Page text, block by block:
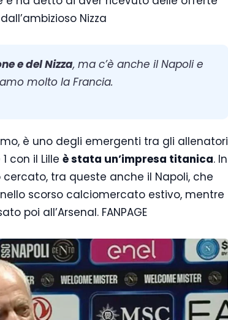
Nizza
e del Nizza, ma c’è anche il Napoli e
molto la Francia.
è uno degli emergenti tra gli allenatori
con il Lille è stata un’impresa titanica. In
tra queste anche il Napoli, che
scorso calciomercato estivo, mentre
poi all’Arsenal. FANPAGE